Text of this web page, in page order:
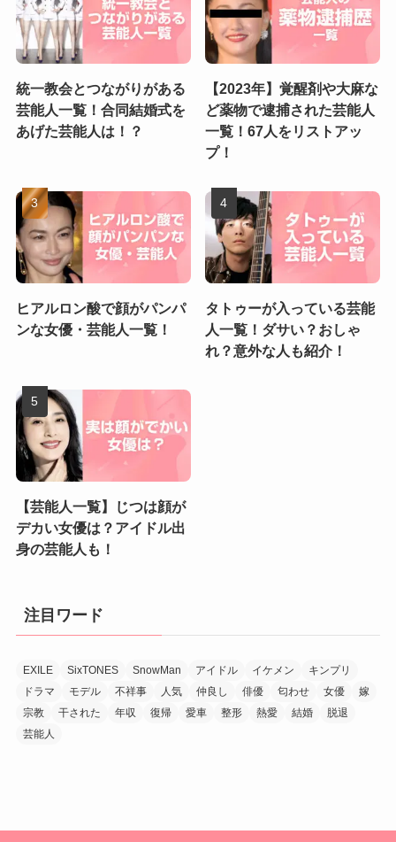
統一教会とつながりがある
芸能人一覧！合同結婚式を
あげた芸能人は！？
【2023年】覚醒剤や大麻な
ど薬物で逮捕された芸能人
一覧！67人をリストアッ
プ！
ヒアルロン酸で顔がパンパ
ンな女優・芸能人一覧！
タトゥーが入っている芸能
人一覧！ダサい？おしゃ
れ？意外な人も紹介！
【芸能人一覧】じつは顔が
デカい女優は？アイドル出
身の芸能人も！
注目ワード
EXILE SixTONES SnowMan アイドル イケメン
キンプリ
ドラマ
モデル 不祥事 人気 仲良し 俳優 匂わせ 女優
嫁
宗教
干された 年収 復帰 愛車 整形 熱愛 結婚
脱退
芸能人